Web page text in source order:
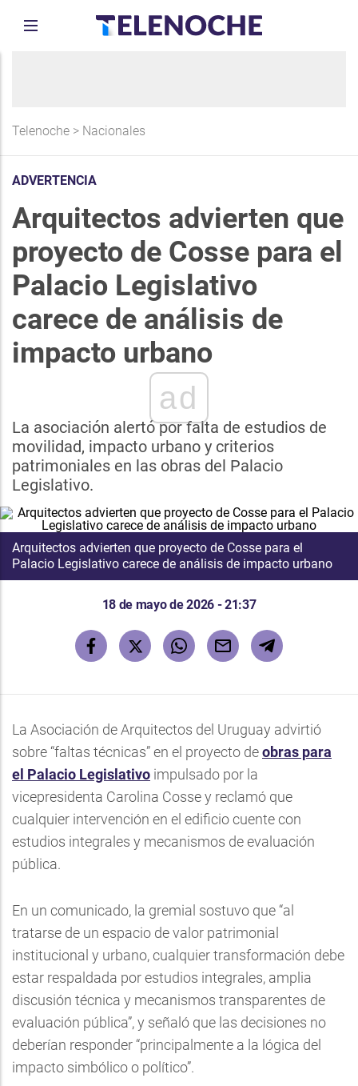
Telenoche > Nacionales
ADVERTENCIA
Arquitectos advierten que
proyecto de Cosse para el
Palacio Legislativo
carece de análisis de
impacto urbano
ad
La asociación alertó por falta de estudios de
movilidad, impacto urbano y criterios
patrimoniales en las obras del Palacio
Legislativo.
Arquitectos advierten que proyecto de Cosse para el
Palacio Legislativo carece de análisis de impacto urbano
18 de mayo de 2026 - 21:37
La Asociación de Arquitectos del Uruguay advirtió
sobre “faltas técnicas” en el proyecto deobras para
el Palacio Legislativo impulsado por la
vicepresidenta Carolina Cosse y reclamó que
cualquier intervención en el edificio cuente con
estudios integrales y mecanismos de evaluación
pública.
En un comunicado, la gremial sostuvo que “al
tratarse de un espacio de valor patrimonial
institucional y urbano, cualquier transformación debe
estar respaldada por estudios integrales, amplia
discusión técnica y mecanismos transparentes de
evaluación pública”, y señaló que las decisiones no
deberían responder “principalmente a la lógica del
impacto simbólico o político”.